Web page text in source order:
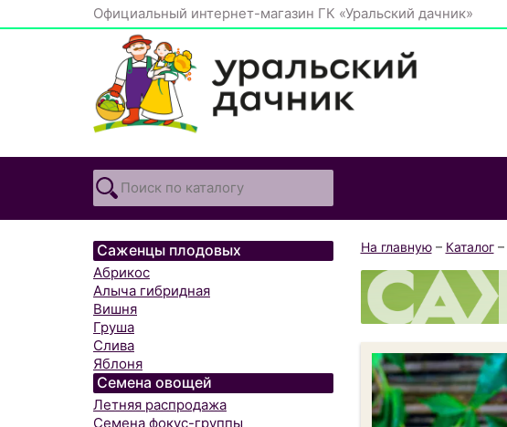
Официальный интернет-магазин ГК «Уральский дачник»
Саженцы плодовых
Абрикос
Алыча гибридная
Вишня
Груша
Слива
Яблоня
Семена овощей
Летняя распродажа
Семена фокус-группы
На главную– Каталог–